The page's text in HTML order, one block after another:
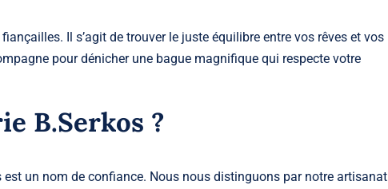
fiançailles. Il s’agit de trouver le juste équilibre entre vos rêves et vos
pour dénicher une bague magnifique qui respecte votre
B.Serkos ?
est un nom de confiance. Nous nous distinguons par notre artisanat